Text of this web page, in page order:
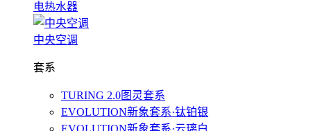
电热水器
中央空调
套系
TURING 2.0图灵套系
EVOLUTION新象套系·钛铂银
EVOLUTION新象套系·云璃白